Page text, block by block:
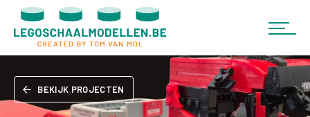
BEKIJK PROJECTEN